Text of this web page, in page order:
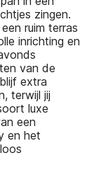
zingen.
ruim terras
inrichting en
van de
extra
terwijl jij
luxe
een
en het